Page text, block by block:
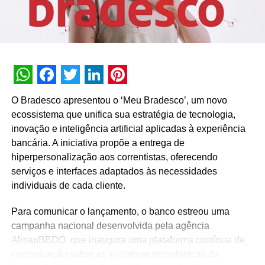
de canais”, esclarece o executivo. Para ele, é comum
encontrar atendimentos digitais pasteurizados, com robôs
sem real funcionalidade e dicionário semântico mínimo.
“É uma questão deC-levele
para o consumidor. Não é sempre na linearidade de
processo, faz sentido”,Elcio. “É preciso primeiro pensar
em ter foco no cliente e seus objetivos principais. Em
seguida, disseminar isso na empresa. Depois, é preciso
avaliar como levantardados e usá-los em todos os níveis
da empresa. É preciso analisar os dados com base nas
necessidades. Por fim, tem-se que testar hipóteses”,
ressaltou o executivo. “Não se deve primeiro comprar a
tecnologia e depois simplesmente implementar.”
Beisert complementa dizendo que empresas que nunca
WhatsApp
Facebook
Twitter
LinkedIn
Pinterest
O Bradesco apresentou o ‘Meu Bradesco’, um novo
ecossistema que unifica sua estratégia de tecnologia,
inovação e inteligência artificial aplicadas à experiência
bancária. A iniciativa propõe a entrega de
hiperpersonalização aos correntistas, oferecendo
serviços e interfaces adaptados às necessidades
individuais de cada cliente.
Para comunicar o lançamento, o banco estreou uma
campanha nacional desenvolvida pela agência
AlmapBBDO, que inaugura uma plataforma contínua de